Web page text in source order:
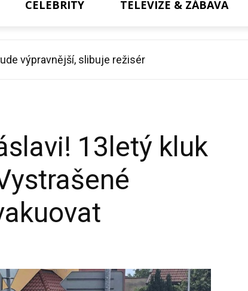
CELEBRITY TELEVIZE & ZÁBAVA
výpravnější, slibuje režisér
do hospod. Nové díly Ano, šéfe! budou už v
13letý kluk